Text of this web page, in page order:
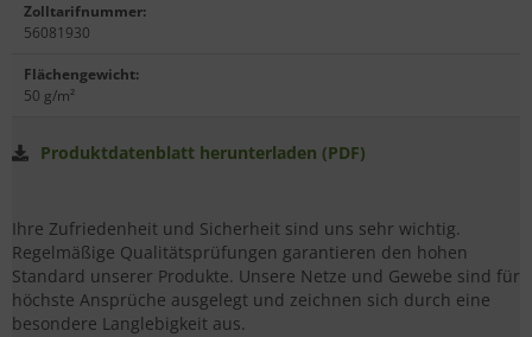
Zolltarifnummer:
56081930
Flächengewicht:
50 g/m²
Produktdatenblatt herunterladen (PDF)
Ihre Zufriedenheit und Sicherheit sind uns sehr wichtig.
Regelmäßige Qualitätsprüfungen garantieren den hohen
Standard unserer Produkte. Unsere Netze und Gewebe sind für
höchste Ansprüche ausgelegt und zeichnen sich durch eine
besondere Langlebigkeit aus.